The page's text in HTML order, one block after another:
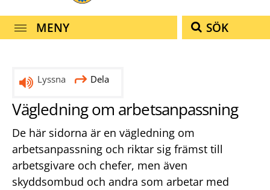
MENY SÖK
Lyssna Dela
Vägledning om arbetsanpassning
De här sidorna är en vägledning om
arbetsanpassning och riktar sig främst till
arbetsgivare och chefer, men även
skyddsombud och andra som arbetar med